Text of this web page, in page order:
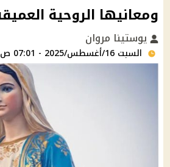
ومعانيها الروحية
يوستينا مروان
السبت 16/أغسطس/2025 - 07:01 ص